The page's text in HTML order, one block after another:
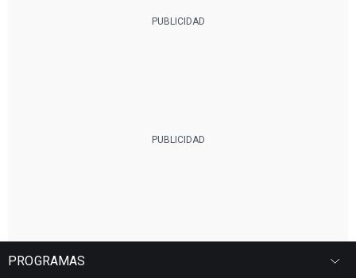
PROGRAMAS